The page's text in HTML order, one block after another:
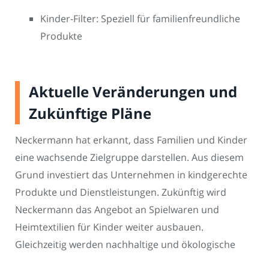
Kinder-Filter: Speziell für familienfreundliche
Produkte
Aktuelle Veränderungen und
Zukünftige Pläne
Neckermann hat erkannt, dass Familien und Kinder
eine wachsende Zielgruppe darstellen. Aus diesem
Grund investiert das Unternehmen in kindgerechte
Produkte und Dienstleistungen. Zukünftig wird
Neckermann das Angebot an Spielwaren und
Heimtextilien für Kinder weiter ausbauen.
Gleichzeitig werden nachhaltige und ökologische